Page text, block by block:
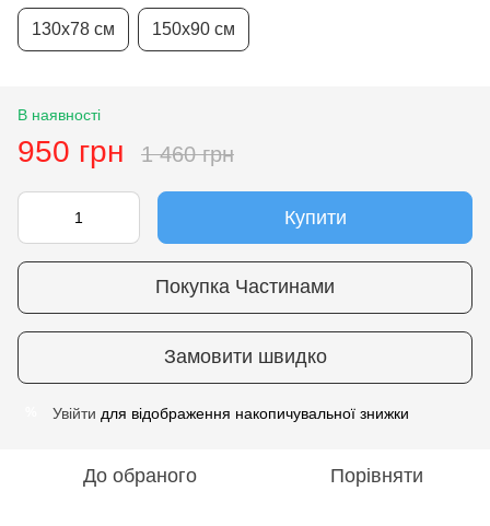
130х78 см 150х90 см
В наявності
950 грн 1 460 грн
Купити
Покупка Частинами
Замовити швидко
Увійти для відображення накопичувальної знижки
До обраного Порівняти